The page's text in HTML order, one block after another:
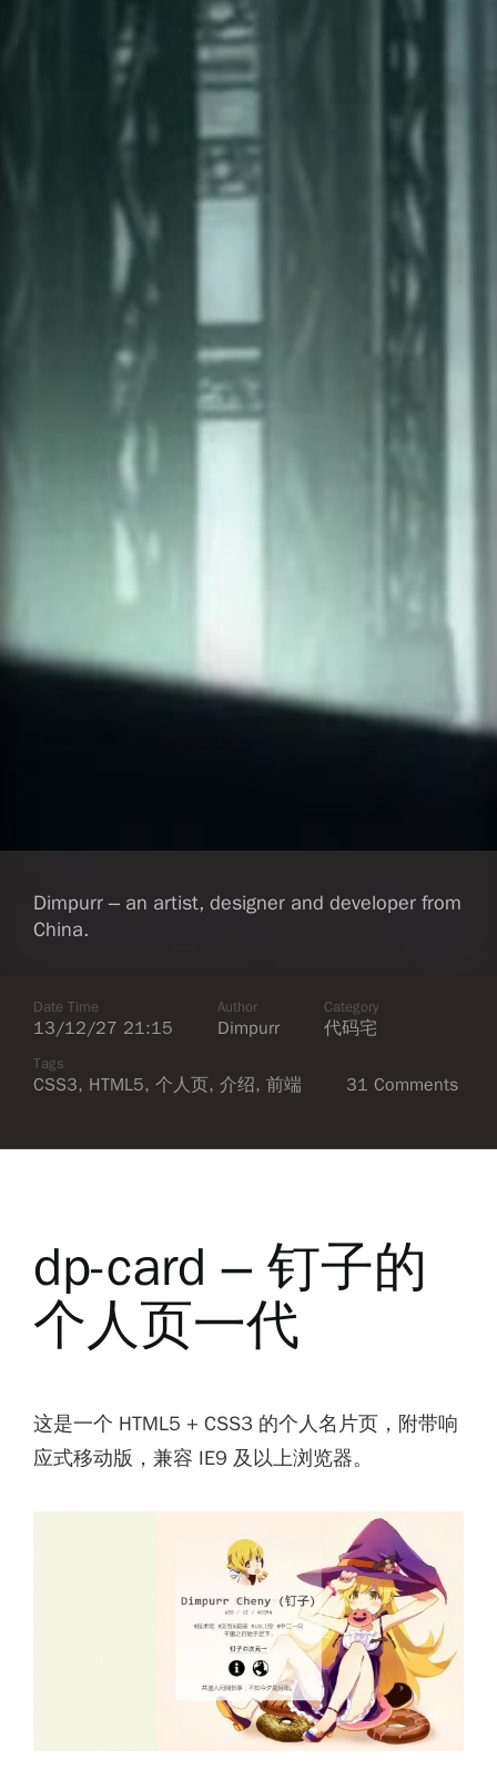
Dimpurr – an artist, designer and developer from
China.
Date Time
13/12/27 21:15
Author
Dimpurr
Category
代码宅
Tags
CSS3, HTML5, 个人页, 介绍, 前端 31 Comments
dp-card – 钉子的
个人页一代
这是一个 HTML5 + CSS3 的个人名片页，附带响
应式移动版，兼容 IE9 及以上浏览器。